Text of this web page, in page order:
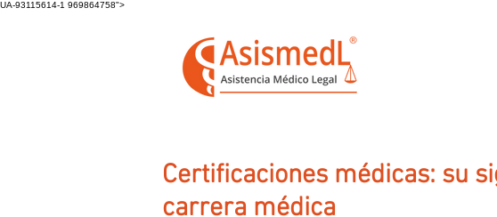
UA-93115614-1 969864758">
Certificaciones médicas: su
carrera médica